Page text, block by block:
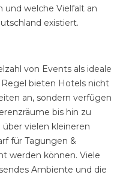
und welche Vielfalt an
existiert.
von Events als ideale
bieten Hotels nicht
an, sondern verfügen
bis hin zu
vielen kleineren
für Tagungen &
werden können. Viele
Ambiente und die